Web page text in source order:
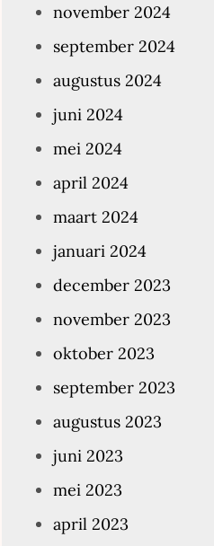
november 2024
september 2024
augustus 2024
juni 2024
mei 2024
april 2024
maart 2024
januari 2024
december 2023
november 2023
oktober 2023
september 2023
augustus 2023
juni 2023
mei 2023
april 2023